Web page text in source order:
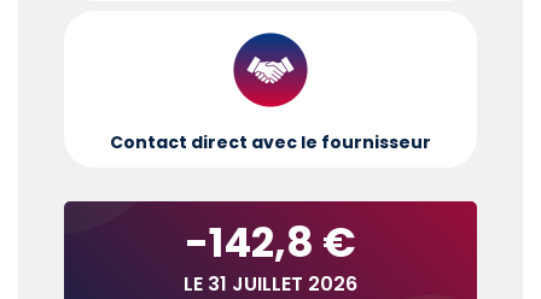
Contact direct avec le fournisseur
-142,8 €
LE 31 JUILLET 2026